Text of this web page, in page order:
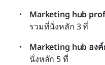
Marketing hub
รวมที่นั่งหลัก 3 ที่
Marketing hub องค์
นั่งหลัก 5 ที่